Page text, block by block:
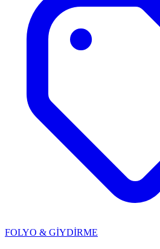
FOLYO & GİYDİRME